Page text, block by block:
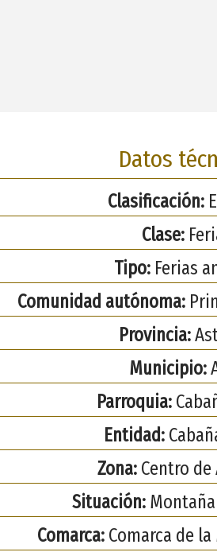
Datos
Clasificación:
Clase:
Tipo: Ferias
Comunidad autónoma:
Provincia:
Municipio:
Parroquia:
Entidad:
Zona: Centro
Situación:Montaña
Comarca:Comarca de